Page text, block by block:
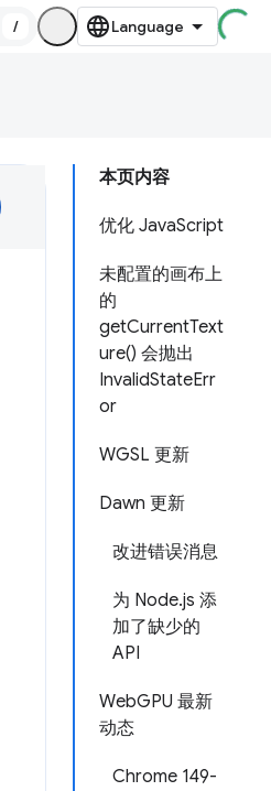
/
本页内容
优化 JavaScript
未配置的画布上
的
getCurrentText
ure() 会抛出
InvalidStateErr
or
WGSL 更新
Dawn 更新
改进错误消息
为 Node.js 添
加了缺少的
API
WebGPU 最新
动态
Chrome 149-